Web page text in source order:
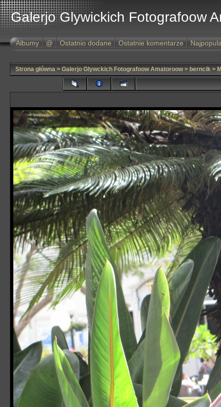
Galerjo Glywickich Fotografoow
Albumy @ Ostatnio dodane Ostatnie komentarze
Strona główna > Galerjo Glywckich Fotografoow Amatoroow> berncik >